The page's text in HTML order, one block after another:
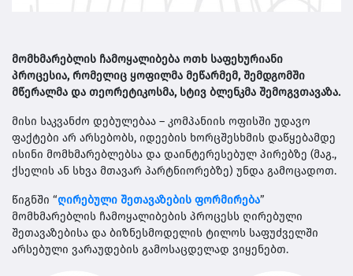
მომხმარებლის ჩამოყალიბება ოთხ­ საფეხურიანი
პროცესია, რომელიც ყოფილმა მეწარმემ, შემდგომში
მწერალმა და თეორეტიკოსმა, სტივ ბლენკმა შემოგვთავაზა.
მისი საკვან­ძო დებულებაა – კომპანიის ოფისში უდავო
ფაქტები არ არსებობს, იდეე­ბის ხორცშესხმის დაწყებამდე
ისინი მომხმარებლებსა და დაინტერესებულ პირებზე (მაგ.,
ქსელის ან სხვა მთავარ პარტნიორებზე) უნდა გამოცადოთ.
წიგნში “ღირებული შეთავაზების ფორმირება”
მომხმარებლის ჩამოყალიბების პროცესს ღირებული
შეთავაზებისა და ბიზნესმოდელის ტილოს საფუძველში
არსებული ვარაუდების გამოსაცდე­ლად ვიყენებთ.